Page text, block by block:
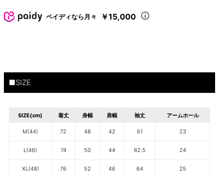
ペイディなら月々 ￥15,000
■SIZE
SIZE(cm) 着丈 身幅 肩幅 袖丈 アームホール
M(44) 72 48 42 61 23
L(46) 74 50 44 62.5 24
XL(48) 76 52 46 64 25